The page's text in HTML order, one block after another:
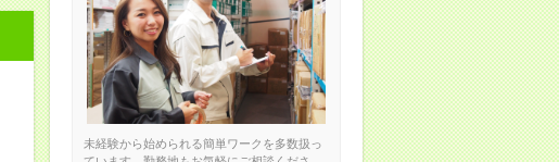
未経験から始められる簡単ワークを多数扱っ